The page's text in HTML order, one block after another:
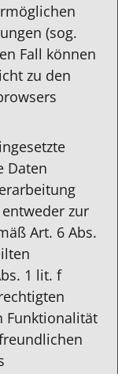
(sog.
Fall können
zu den
Daten
entweder zur
Art. 6 Abs.
1 lit. f
Funktionalität